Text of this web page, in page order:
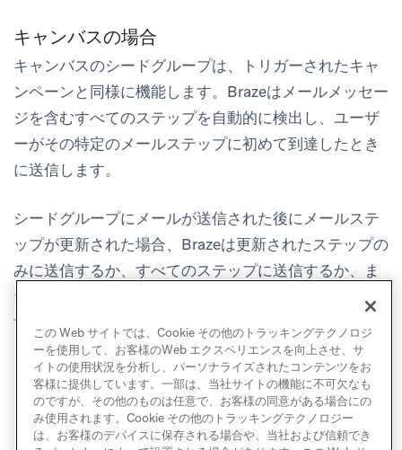
キャンバスの場合
キャンバスのシードグループは、トリガーされたキャ
ンペーンと同様に機能します。Brazeはメールメッセー
ジを含むすべてのステップを自動的に検出し、ユーザ
ーがその特定のメールステップに初めて到達したとき
に送信します。
シードグループにメールが送信された後にメールステ
ップが更新された場合、Brazeは更新されたステップの
みに送信するか、すべてのステップに送信するか、ま
たはシードをオフにするかのオプションを提示しま
す。
この Web サイトでは、Cookie その他のトラッキングテクノロジ
ーを使用して、お客様のWeb エクスペリエンスを向上させ、サ
イトの使用状況を分析し、パーソナライズされたコンテンツをお
客様に提供しています。一部は、当社サイトの機能に不可欠なも
のですが、その他のものは任意で、お客様の同意がある場合にの
み使用されます。Cookie その他のトラッキングテクノロジー
は、お客様のデバイスに保存される場合や、当社および信頼でき